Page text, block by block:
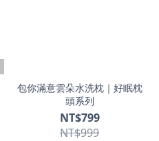
包你滿意雲朵水洗枕｜好眠枕
頭系列
NT$799
NT$999